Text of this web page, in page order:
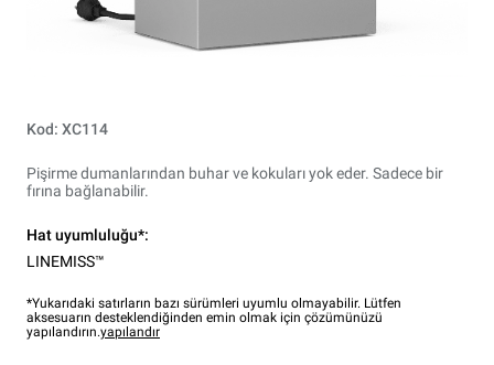
Kod: XC114
Pişirme dumanlarından buhar ve kokuları yok eder. Sadece bir
fırına bağlanabilir.
Hat uyumluluğu*:
LINEMISS™
*Yukarıdaki satırların bazı sürümleri uyumlu olmayabilir. Lütfen
aksesuarın desteklendiğinden emin olmak için çözümünüzü
yapılandırın.yapılandır